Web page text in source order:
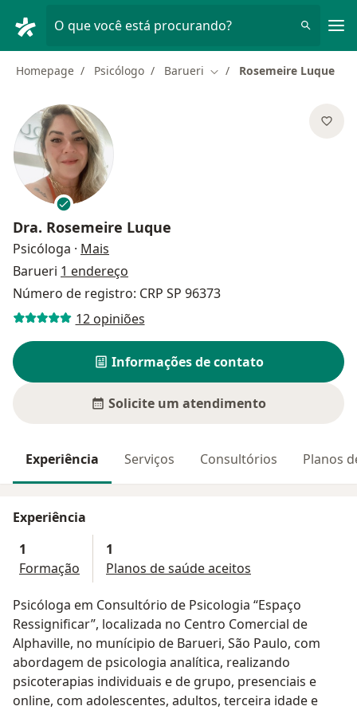
O que você está procurando?
Homepage Psicólogo Barueri Mudar de cidade
Rosemeire Luque
Dra. Rosemeire Luque
Psicóloga · Mais
Barueri 1 endereço
Número de registro: CRP SP 96373
12 opiniões
Informações de contato
Solicite um atendimento
Experiência Serviços Consultórios Planos
Experiência
1
Formação
1
Planos de saúde aceitos
Psicóloga em Consultório de Psicologia “Espaço
Ressignificar”, localizada no Centro Comercial de
Alphaville, no munícipio de Barueri, São Paulo, com
abordagem de psicologia analítica, realizando
psicoterapias individuais e de grupo, presenciais e
online, com adolescentes, adultos, terceira idade e